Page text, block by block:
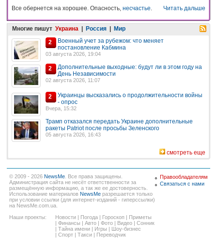
Все обернется на хорошее. Опасность, несчастье. Читать дальше
Многие пишут Украина Россия
Мир
2
Военный учет за рубежом: что меняет
постановление Кабмина
03 августа 2026, 19:04
2
Дополнительные выходные: будут ли в этом году на
День Независимости
02 августа 2026, 11:07
2
Украинцы высказались о продолжительности войны
- опрос
Вчера, 15:32
Трамп отказался передать Украине дополнительные
ракеты Patriot после просьбы Зеленского
05 августа 2026, 16:43
смотреть еще
© 2009 - 2026 NewsMe . Все права защищены.
Администрация сайта не несёт ответственности за
размещённую информацию, а так же ее достоверность.
Использование материалов NewsMe разрешается только
при условии ссылки (для интернет-изданий - гиперссылки)
на NewsMe.com.ua.
Наши проекты:
Новости | Погода | Гороскоп | Приметы
| Финансы | Авто | Фото | Видео | Сонник
| Тайна имени | Игры | Шоу-бизнес
| Спорт | Такси | Переводчик
Правообладателям
Связаться с нами